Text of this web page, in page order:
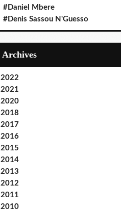
#Daniel Mbere
#Denis Sassou N'Guesso
Archives
2022
2021
2020
2018
2017
2016
2015
2014
2013
2012
2011
2010